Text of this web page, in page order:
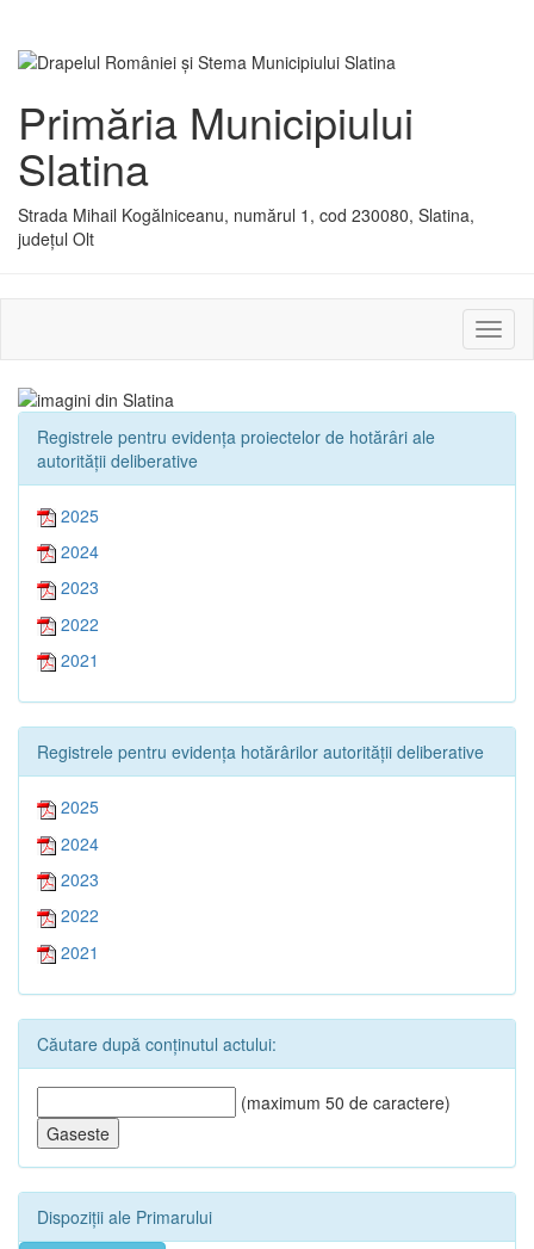
Primăria Municipiului
Slatina
Strada Mihail Kogălniceanu, numărul 1, cod 230080, Slatina,
județul Olt
sau
Registrele pentru evidența proiectelor de hotărâri ale
autorității deliberative
2025
2024
2023
2022
2021
Registrele pentru evidența hotărârilor autorității deliberative
2025
2024
2023
2022
2021
Căutare după conținutul actului:
(maximum 50 de caractere)
Dispoziții ale Primarului